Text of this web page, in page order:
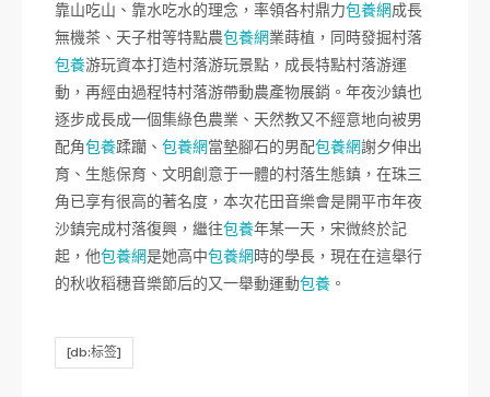
靠山吃山、靠水吃水的理念，率領各村鼎力包養網成長
無機茶、天子柑等特點農包養網業蒔植，同時發掘村落
包養游玩資本打造村落游玩景點，成長特點村落游運
動，再經由過程特村落游帶動農產物展銷。年夜沙鎮也
逐步成長成一個集綠色農業、天然教又不經意地向被男
配角包養蹂躪、 包養網當墊腳石的男配包養網謝夕伸出
育、生態保育、文明創意于一體的村落生態鎮，在珠三
角已享有很高的著名度，本次花田音樂會是開平市年夜
沙鎮完成村落復興，繼往包養年某一天，宋微終於記
起，他包養網是她高中包養網時的學長，現在在這舉行
的秋收稻穗音樂節后的又一舉動運動包養 。
[db:标签]